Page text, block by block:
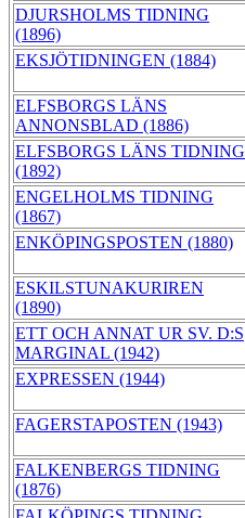
DJURSHOLMS TIDNING
(1896)
EKSJÖTIDNINGEN (1884)
ELFSBORGS LÄNS
ANNONSBLAD (1886)
ELFSBORGS LÄNS TIDNING
(1892)
ENGELHOLMS TIDNING
(1867)
ENKÖPINGSPOSTEN (1880)
ESKILSTUNAKURIREN
(1890)
ETT OCH ANNAT UR SV. D:S
MARGINAL (1942)
EXPRESSEN (1944)
FAGERSTAPOSTEN (1943)
FALKENBERGS TIDNING
(1876)